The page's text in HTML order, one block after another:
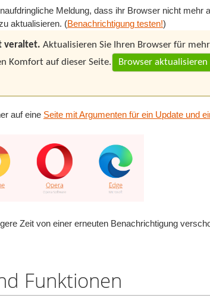
Meldung, dass ihr Browser nicht mehr
aktualisieren. (Benachrichtigung testen!)
veraltet. Aktualisieren Sie Ihren Browser für mehr
Komfort auf dieser Seite.
Browser aktualisieren
auf eine Seite mit Argumenten für ein Update und
Zeit von einer erneuten Benachrichtigung
Funktionen